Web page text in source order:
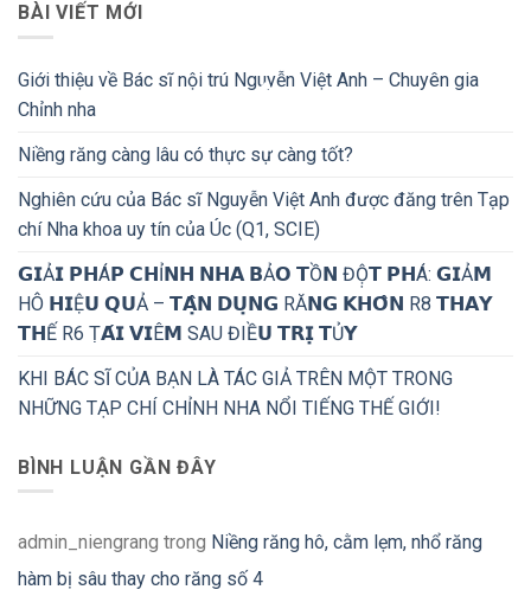
BÀI VIẾT MỚI
Giới thiệu về Bác sĩ nội trú Nguyễn Việt Anh – Chuyên gia
Chỉnh nha
Niềng răng càng lâu có thực sự càng tốt?
Nghiên cứu của Bác sĩ Nguyễn Việt Anh được đăng trên Tạp
chí Nha khoa uy tín của Úc (Q1, SCIE)
𝗚𝗜Ả𝗜 𝗣𝗛Á𝗣 𝗖𝗛Ỉ𝗡𝗛 𝗡𝗛𝗔 𝗕Ả𝗢 𝗧Ồ𝗡 ĐỘ̣𝗧 𝗣𝗛Á: 𝗚𝗜Ả𝗠
HÔ 𝗛𝗜Ệ𝗨 𝗤𝗨Ả – 𝗧𝗔̣̂𝗡 𝗗𝗨̣𝗡𝗚 RĂ𝗡𝗚 𝗞𝗛𝗢̂𝗡 R8 𝗧𝗛𝗔𝗬
𝗧𝗛Ế R6 Ṭ𝗔́𝗜 𝗩𝗜Ê𝗠 SAU ĐIỀ𝗨 𝗧𝗥𝗜̣ 𝗧Ủ𝗬
KHI BÁC SĨ CỦA BẠN LÀ TÁC GIẢ TRÊN MỘT TRONG
NHỮNG TẠP CHÍ CHỈNH NHA NỔI TIẾNG THẾ GIỚI!
BÌNH LUẬN GẦN ĐÂY
admin_niengrang trong Niềng răng hô, cằm lẹm, nhổ răng
hàm bị sâu thay cho răng số 4